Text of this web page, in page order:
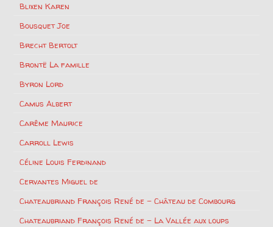
Blixen Karen
Bousquet Joe
Brecht Bertolt
Brontë La famille
Byron Lord
Camus Albert
Carême Maurice
Carroll Lewis
Céline Louis Ferdinand
Cervantes Miguel de
Chateaubriand François René de – Château de Combourg
Chateaubriand François René de – La Vallée aux loups